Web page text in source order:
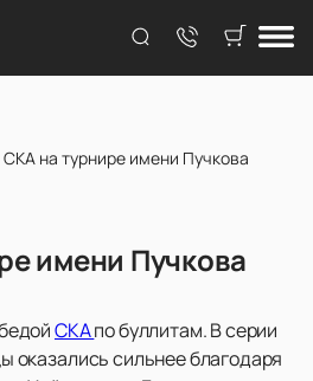
СКА на турнире имени Пучкова
имени Пучкова
СКАпо буллитам. В серии
оказались сильнее благодаря